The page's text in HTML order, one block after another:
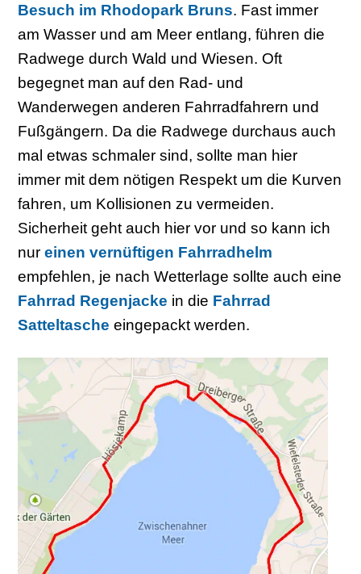
Besuch im Rhodopark Bruns. Fast immer
am Wasser und am Meer entlang, führen die
Radwege durch Wald und Wiesen. Oft
begegnet man auf den Rad- und
Wanderwegen anderen Fahrradfahrern und
Fußgängern. Da die Radwege durchaus auch
mal etwas schmaler sind, sollte man hier
immer mit dem nötigen Respekt um die Kurven
fahren, um Kollisionen zu vermeiden.
Sicherheit geht auch hier vor und so kann ich
nur einen vernüftigen Fahrradhelm
empfehlen, je nach Wetterlage sollte auch eine
Fahrrad Regenjacke in die Fahrrad
Satteltasche eingepackt werden.